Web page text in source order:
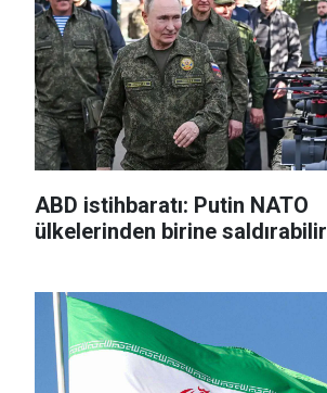
ABD istihbaratı: Putin NATO
ülkelerinden birine saldırabilir